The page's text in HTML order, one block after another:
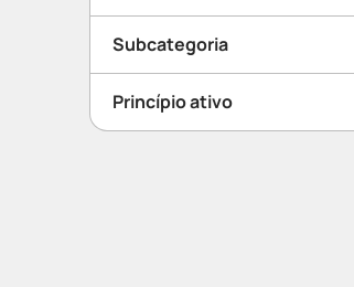
Medicamentos
Medicamentos Especiais
Coração e Circulação
Subcategoria
Oncológicos
Princípio ativo